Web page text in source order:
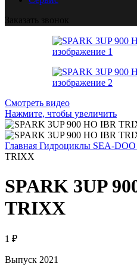
Заказать звонок
Смотреть видео
Нажмите, чтобы увеличить
Главная Гидроциклы SEA-DOO
TRIXX
SPARK 3UP
TRIXX
1 ₽
Выпуск 2021